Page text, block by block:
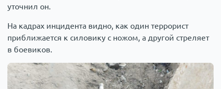
уточнил он.
На кадрах инцидента видно, как один террорист
приближается к силовику с ножом, а другой стреляет
в боевиков.